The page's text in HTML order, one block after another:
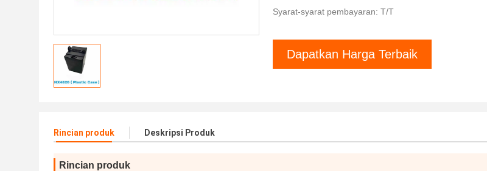
Syarat-syarat pembayaran: T/T
Dapatkan Harga Terbaik
Rincian produk Deskripsi Produk
Rincian produk